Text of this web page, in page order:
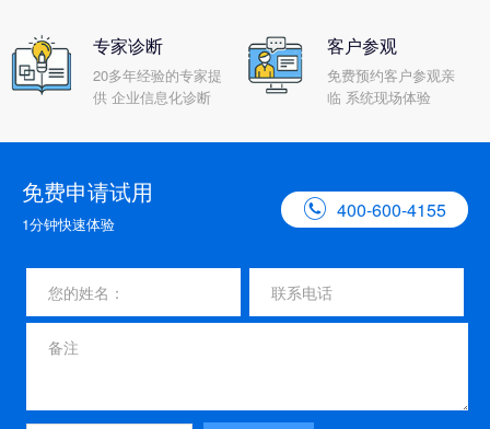
专家诊断
20多年经验的专家提
供 企业信息化诊断
客户参观
免费预约客户参观亲
临 系统现场体验
免费申请试用
1分钟快速体验
 400-600-4155